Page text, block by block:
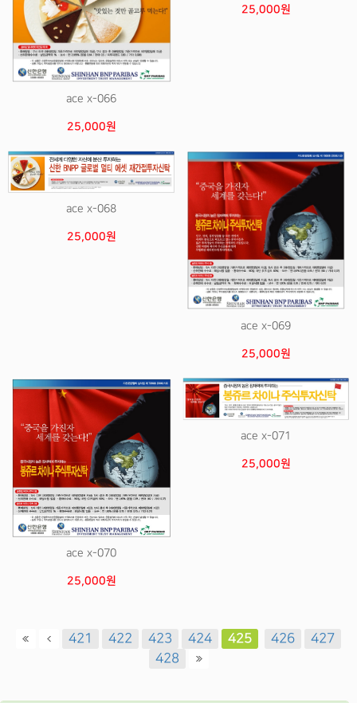
ace x-066
25,000원
25,000원
ace x-068
25,000원
ace x-069
25,000원
ace x-070
25,000원
ace x-071
25,000원
421 422 423 424 425 426
427
428